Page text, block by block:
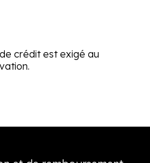
crédit est exigé au